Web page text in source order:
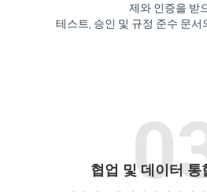
제와 인증을 받
테스트, 승인 및 규정 준수 문서
협업 및 데이터 통